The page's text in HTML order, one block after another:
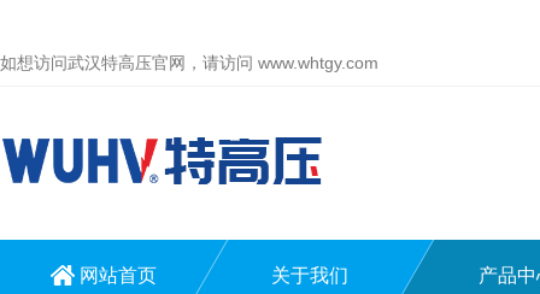
如想访问武汉特高压官网，请访问 www.whtgy.com
网站首页 关于我们 产品中